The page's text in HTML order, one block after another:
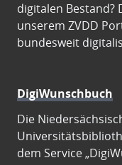
digitalen Bestand?
unserem ZVDD
bundesweit
DigiWunschbuch
Die
dem Service